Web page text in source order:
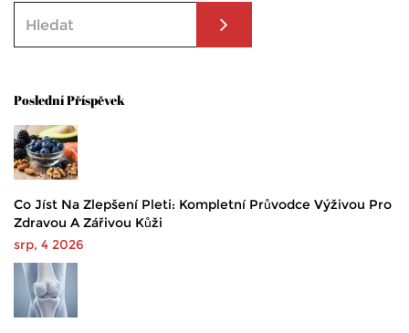
Poslední Příspěvek
Co Jíst Na Zlepšení Pleti: Kompletní Průvodce Výživou Pro
Zdravou A Zářivou Kůži
srp, 4 2026